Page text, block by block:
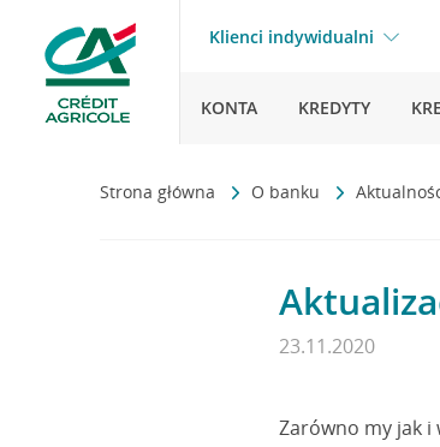
Klienci indywidualni
KONTA KREDYTY
Strona główna O banku
23.11.2020
Zarówno my jak i